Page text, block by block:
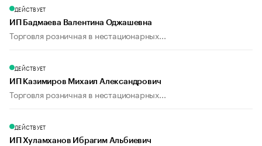
ДЕЙСТВУЕТ
ИП Бадмаева Валентина Оджашевна
Торговля розничная в нестационарных...
ДЕЙСТВУЕТ
ИП Казимиров Михаил Александрович
Торговля розничная в нестационарных...
ДЕЙСТВУЕТ
ИП Хуламханов Ибрагим Альбиевич